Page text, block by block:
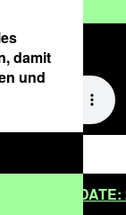
SAVE THE
damit
und
akzeptieren